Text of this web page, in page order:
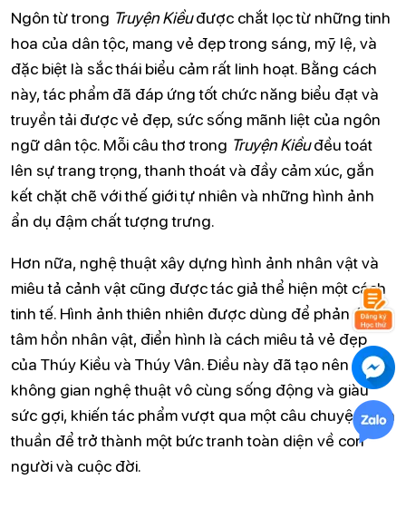
Ngôn từ trong Truyện Kiềuđược chắt lọc từ những tinh
hoa của dân tộc, mang vẻ đẹp trong sáng, mỹ lệ, và
đặc biệt là sắc thái biểu cảm rất linh hoạt. Bằng cách
này, tác phẩm đã đáp ứng tốt chức năng biểu đạt và
truyền tải được vẻ đẹp, sức sống mãnh liệt của ngôn
ngữ dân tộc. Mỗi câu thơ trong Truyện Kiềuđều toát
lên sự trang trọng, thanh thoát và đầy cảm xúc, gắn
kết chặt chẽ với thế giới tự nhiên và những hình ảnh
ẩn dụ đậm chất tượng trưng.
Hơn nữa, nghệ thuật xây dựng hình ảnh nhân vật và
miêu tả cảnh vật cũng được tác giả thể hiện một cách
tinh tế. Hình ảnh thiên nhiên được dùng để phản ánh
tâm hồn nhân vật, điển hình là cách miêu tả vẻ đẹp
của Thúy Kiều và Thúy Vân. Điều này đã tạo nên một
không gian nghệ thuật vô cùng sống động và giàu
sức gợi, khiến tác phẩm vượt qua một câu chuyện đơn
thuần để trở thành một bức tranh toàn diện về con
người và cuộc đời.